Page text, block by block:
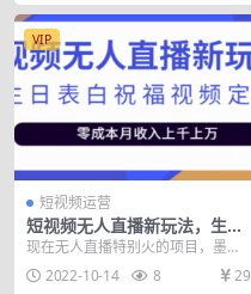
VIP
短视频运营
短视频无人直播新玩法，生日
表白祝福视频定制，一单利润
现在无人直播特别火的项目，墨镜
表白，在任何短视频平台，都有一
群狂热的粉丝，又想要...
2022-10-14 8 29